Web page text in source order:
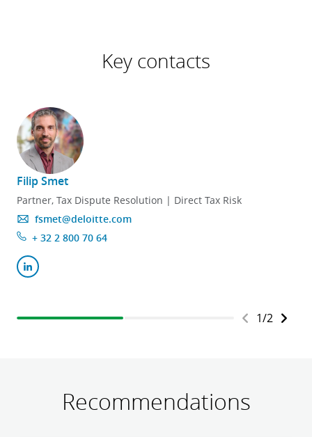
Key contacts
Filip Smet
Partner, Tax Dispute Resolution | Direct Tax Risk
fsmet@deloitte.com
+ 32 2 800 70 64
1/2
Recommendations